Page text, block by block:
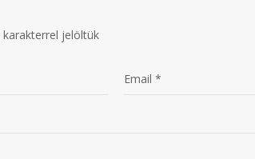
karakterrel jelöltük